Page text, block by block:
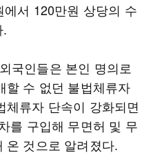
서 120만원 상당의 수
국인들은 본인 명의로
할 수 없던 불법체류자
체류자 단속이 강화되면
를 구입해 무면허 및 무
온 것으로 알려졌다.